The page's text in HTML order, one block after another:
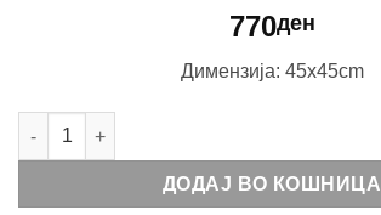
770ден
Димензија: 45x45cm
Redo Gris количина
ДОДАЈ ВО КОШНИЦА